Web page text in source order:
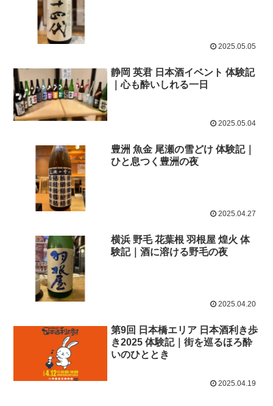
2025.05.05
静岡 英君 日本酒イベント 体験記
｜心も酔いしれる一日
2025.05.04
豊洲 魚金 尾瀬の雪どけ 体験記｜
ひと息つく豊洲の夜
2025.04.27
横浜 野毛 花葉根 羽根屋 煌火 体
験記｜酒に溶ける野毛の夜
2025.04.20
第9回 日本橋エリア 日本酒利き歩
き2025 体験記｜街を巡るほろ酔
いのひととき
2025.04.19